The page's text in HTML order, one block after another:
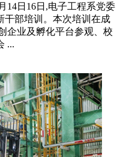
14日16日,电子工程系党委
干部培训。本次培训在成
企业及孵化平台参观、校
...